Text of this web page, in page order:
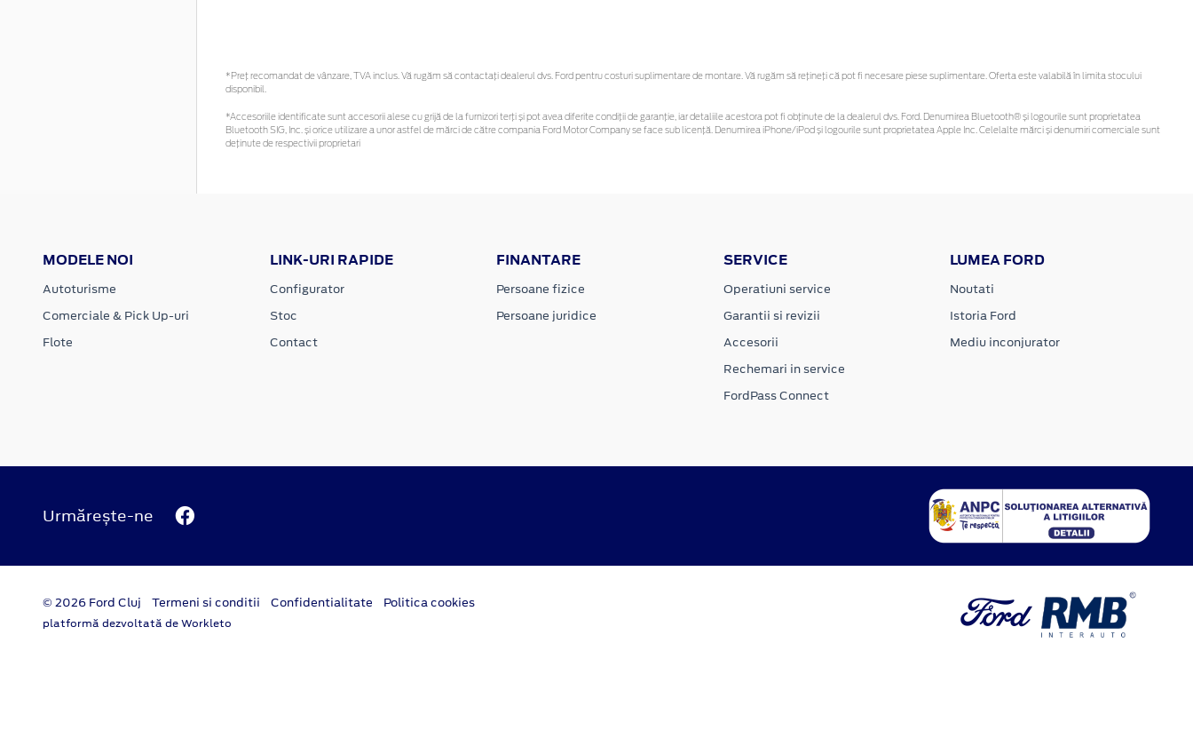
*Preţ recomandat de vânzare, TVA inclus. Vă rugăm să contactaţi dealerul dvs. Ford pentru costuri suplimentare de montare. Vă rugăm să rețineți că pot fi necesare piese suplimentare. Oferta este valabilă în limita stocului
disponibil.
*Accesoriile identificate sunt accesorii alese cu grijă de la furnizori terți și pot avea diferite condiții de garanție, iar detaliile acestora pot fi obținute de la dealerul dvs. Ford. Denumirea Bluetooth® și logourile sunt proprietatea
Bluetooth SIG, Inc. și orice utilizare a unor astfel de mărci de către compania Ford Motor Company se face sub licență. Denumirea iPhone/iPod și logourile sunt proprietatea Apple Inc. Celelalte mărci și denumiri comerciale sunt
deținute de respectivii proprietari
MODELE NOI
Autoturisme
Comerciale & Pick Up-uri
Flote
LINK-URI RAPIDE
Configurator
Stoc
Contact
FINANTARE
Persoane fizice
Persoane juridice
SERVICE
Operatiuni service
Garantii si revizii
Accesorii
Rechemari in service
FordPass Connect
LUMEA FORD
Noutati
Istoria Ford
Mediu inconjurator
Urmărește-ne
© 2026 Ford Cluj Termeni si conditii Confidentialitate Politica cookies
platformă dezvoltată de Workleto